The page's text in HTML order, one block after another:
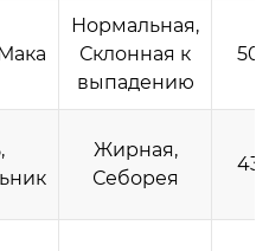
Нормальная,
Склонная к
выпадению
Жирная,
Себорея